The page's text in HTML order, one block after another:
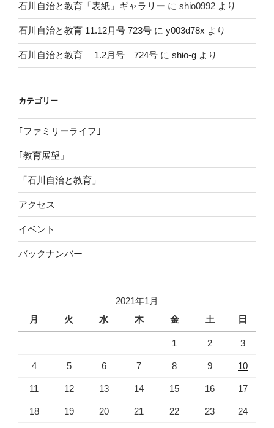
石川自治と教育「表紙」ギャラリー に shio0992 より
石川自治と教育 11.12月号 723号 に y003d78x より
石川自治と教育 1.2月号 724号 に shio-g より
カテゴリー
｢ファミリーライフ｣
｢教育展望」
「石川自治と教育」
アクセス
イベント
バックナンバー
2021年1月
月
火 水 木 金 土 日
1 2 3
4 5 6 7 8 9 10
11 12 13 14 15 16 17
18 19 20 21 22 23 24